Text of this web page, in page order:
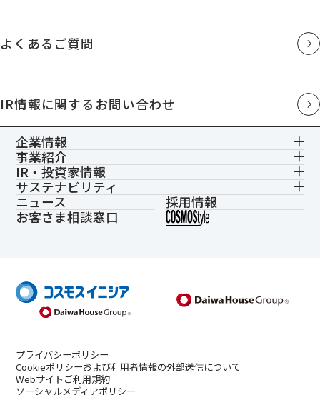
よくあるご質問
IR情報に関するお問い合わせ
企業情報
事業紹介
IR・投資家情報
サステナビリティ
ニュース
採用情報
お客さま相談窓口
プライバシーポリシー
Cookieポリシーおよび利用者情報の外部送信について
Webサイトご利用規約
ソーシャルメディアポリシー